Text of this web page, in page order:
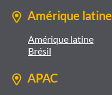
Amérique latine
Amérique latine
Brésil
APAC